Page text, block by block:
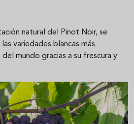
natural del Pinot Noir, se
variedades blancas más
mundo gracias a su frescura y